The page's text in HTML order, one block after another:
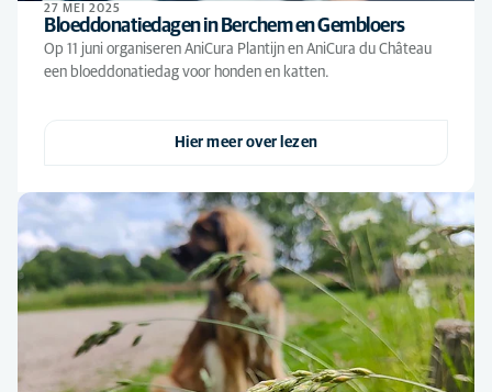
27 MEI 2025
Bloeddonatiedagen in Berchem en Gembloers
Op 11 juni organiseren AniCura Plantijn en AniCura du Château
een bloeddonatiedag voor honden en katten.
Hier meer over lezen